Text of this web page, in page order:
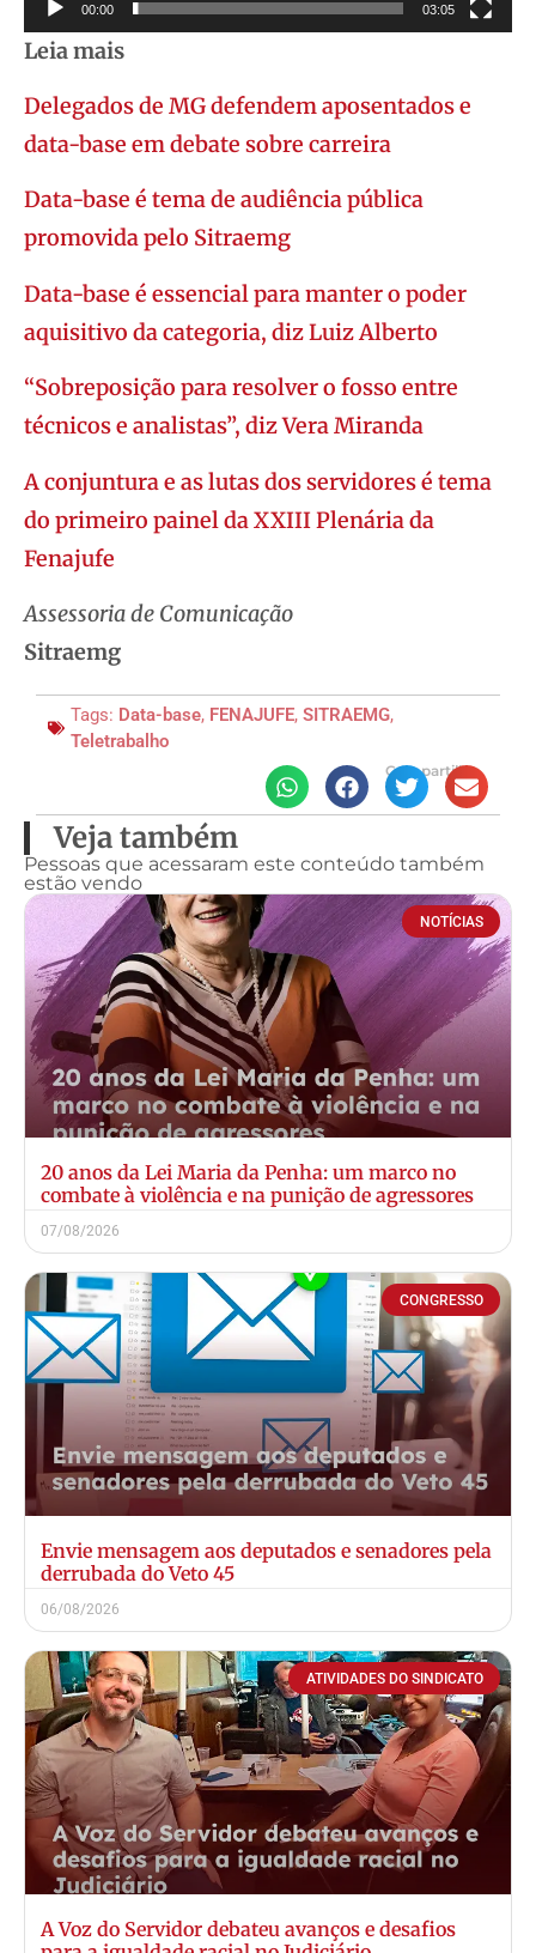
00:00 03:05
Leia mais
Delegados de MG defendem aposentados e
data-base em debate sobre carreira
Data-base é tema de audiência pública
promovida pelo Sitraemg
Data-base é essencial para manter o poder
aquisitivo da categoria, diz Luiz Alberto
“Sobreposição para resolver o fosso entre
técnicos e analistas”, diz Vera Miranda
A conjuntura e as lutas dos servidores é tema
do primeiro painel da XXIII Plenária da
Fenajufe
Assessoria de Comunicação
Sitraemg
Tags: Data-base, FENAJUFE, SITRAEMG,
Teletrabalho
Compartilhe
Veja também
Pessoas que acessaram este conteúdo também
estão vendo
NOTÍCIAS
20 anos da Lei Maria da Penha: um marco no
combate à violência e na punição de agressores
07/08/2026
CONGRESSO
Envie mensagem aos deputados e senadores pela
derrubada do Veto 45
06/08/2026
ATIVIDADES DO SINDICATO
A Voz do Servidor debateu avanços e desafios